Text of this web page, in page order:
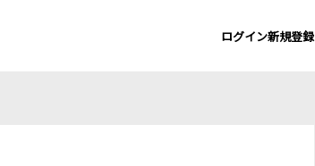
ログイン新規登録